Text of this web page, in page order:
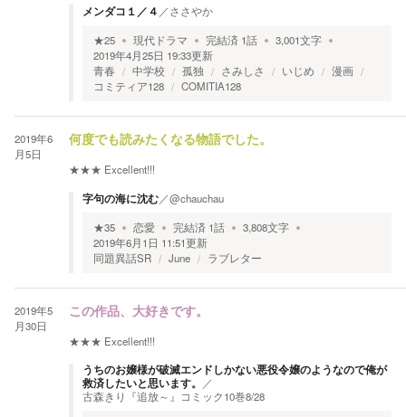
メンダコ１／４ ／ささやか
★25 現代ドラマ 完結済 1話 3,001文字
2019年4月25日 19:33更新
青春
中学校 孤独 さみしさ いじめ
漫画
コミティア128
COMITIA128
2019年6
月5日
何度でも読みたくなる物語でした。
★★★ Excellent!!!
字句の海に沈む／@chauchau
★35 恋愛 完結済 1話 3,808文字
2019年6月1日 11:51更新
同題異話SR
June ラブレター
2019年5
月30日
この作品、大好きです。
★★★ Excellent!!!
うちのお嬢様が破滅エンドしかない悪役令嬢のようなので俺が
救済したいと思います。
／
古森きり『追放～』コミック10巻8/28